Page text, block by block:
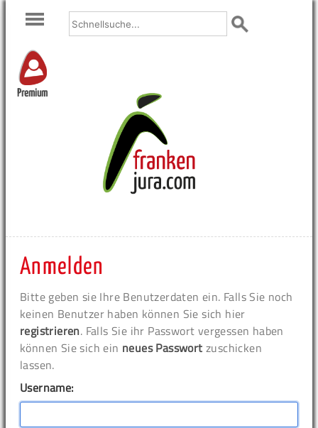
Premium
Anmelden
Bitte geben sie Ihre Benutzerdaten ein. Falls Sie noch
keinen Benutzer haben können Sie sich hier
registrieren. Falls Sie ihr Passwort vergessen haben
können Sie sich ein neues Passwort zuschicken
lassen.
Username: